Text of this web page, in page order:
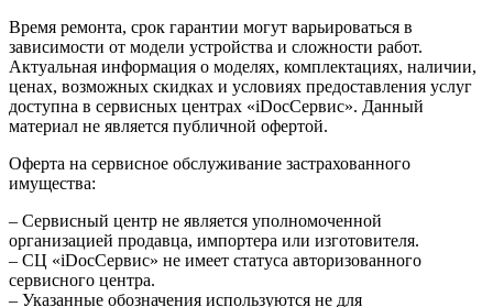
Время ремонта, срок гарантии могут варьироваться в
зависимости от модели устройства и сложности работ.
Актуальная информация о моделях, комплектациях, наличии,
ценах, возможных скидках и условиях предоставления услуг
доступна в сервисных центрах «iDocСервис». Данный
материал не является публичной офертой.
Оферта на сервисное обслуживание застрахованного
имущества:
– Сервисный центр не является уполномоченной
организацией продавца, импортера или изготовителя.
– СЦ «iDocСервис» не имеет статуса авторизованного
сервисного центра.
– Указанные обозначения используются не для